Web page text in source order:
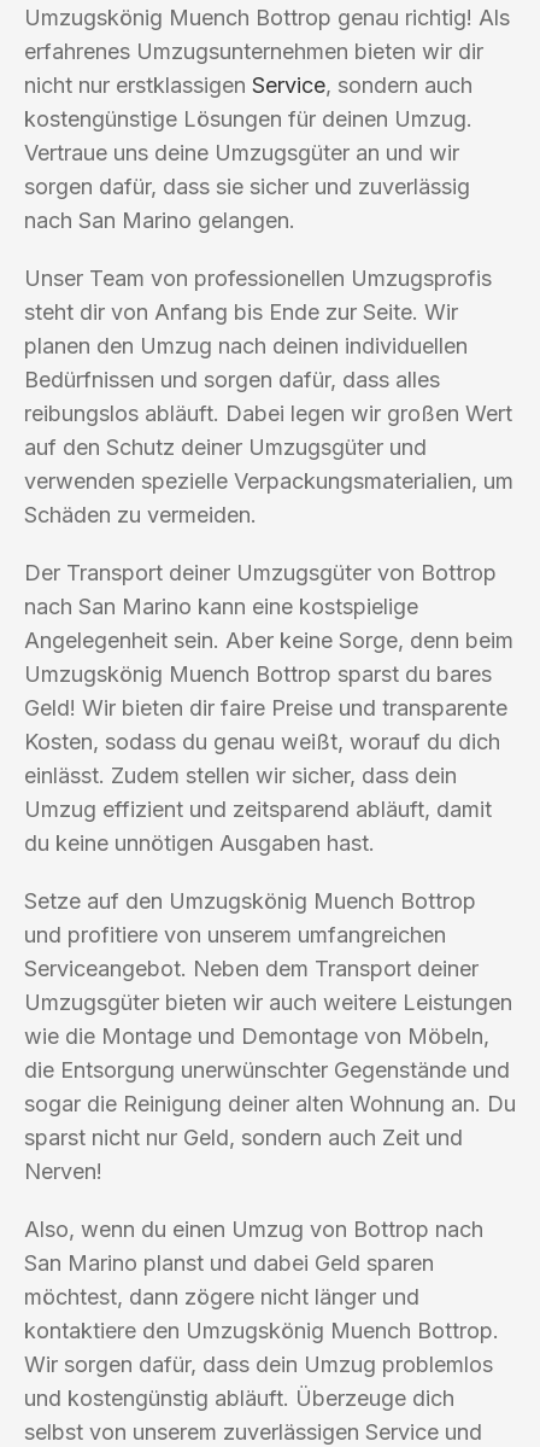
Umzugskönig Muench Bottrop genau richtig! Als
erfahrenes Umzugsunternehmen bieten wir dir
nicht nur erstklassigen Service, sondern auch
kostengünstige Lösungen für deinen Umzug.
Vertraue uns deine Umzugsgüter an und wir
sorgen dafür, dass sie sicher und zuverlässig
nach San Marino gelangen.
Unser Team von professionellen Umzugsprofis
steht dir von Anfang bis Ende zur Seite. Wir
planen den Umzug nach deinen individuellen
Bedürfnissen und sorgen dafür, dass alles
reibungslos abläuft. Dabei legen wir großen Wert
auf den Schutz deiner Umzugsgüter und
verwenden spezielle Verpackungsmaterialien, um
Schäden zu vermeiden.
Der Transport deiner Umzugsgüter von Bottrop
nach San Marino kann eine kostspielige
Angelegenheit sein. Aber keine Sorge, denn beim
Umzugskönig Muench Bottrop sparst du bares
Geld! Wir bieten dir faire Preise und transparente
Kosten, sodass du genau weißt, worauf du dich
einlässt. Zudem stellen wir sicher, dass dein
Umzug effizient und zeitsparend abläuft, damit
du keine unnötigen Ausgaben hast.
Setze auf den Umzugskönig Muench Bottrop
und profitiere von unserem umfangreichen
Serviceangebot. Neben dem Transport deiner
Umzugsgüter bieten wir auch weitere Leistungen
wie die Montage und Demontage von Möbeln,
die Entsorgung unerwünschter Gegenstände und
sogar die Reinigung deiner alten Wohnung an. Du
sparst nicht nur Geld, sondern auch Zeit und
Nerven!
Also, wenn du einen Umzug von Bottrop nach
San Marino planst und dabei Geld sparen
möchtest, dann zögere nicht länger und
kontaktiere den Umzugskönig Muench Bottrop.
Wir sorgen dafür, dass dein Umzug problemlos
und kostengünstig abläuft. Überzeuge dich
selbst von unserem zuverlässigen Service und